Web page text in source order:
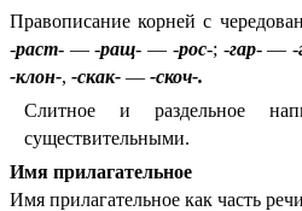
Правописание корней с
-раст- — -ращ- — -рос-; -гар- — -
-клон-, -скак- — -скоч-.
Слитное и раздельное
существительными.
Имя прилагательное
Имя прилагательное как часть